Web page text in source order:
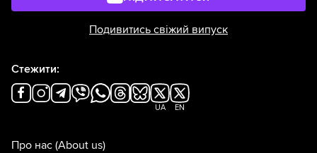
Подивитись свіжий випуск
Стежити:
UA EN
Про нас (About us)